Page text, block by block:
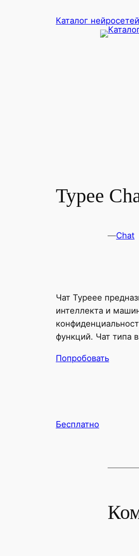
Каталог
Typee
—Chat
Чат Typeee
интеллекта и
функций. Чат типа
Попробовать
Бесплатно